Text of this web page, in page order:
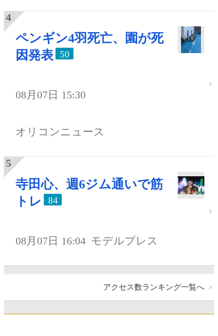
ペンギン4羽死亡、園が死
因発表
50
08月07日 15:30
オリコンニュース
寺田心、週6ジム通いで筋
トレ
84
08月07日 16:04 モデルプレス
アクセス数ランキング一覧へ